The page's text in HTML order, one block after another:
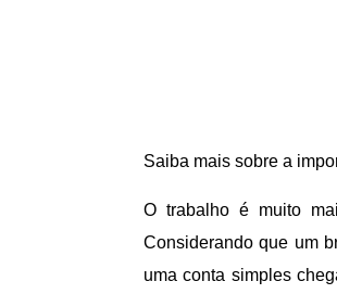
Saiba mais sobre a
O trabalho é muito
Considerando que um
uma conta simples